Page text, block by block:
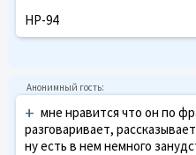
НР-94
+ мне нравится что он по
разговаривает,
ну есть в нем немного